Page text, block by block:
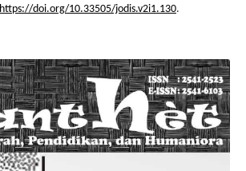
https://doi.org/10.33505/jodis.v2i1.130.